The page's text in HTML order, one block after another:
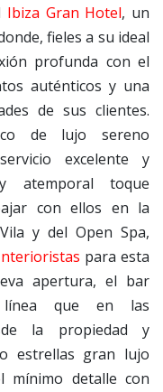
Ibiza Gran Hotel, un
fieles a su ideal
profunda con el
auténticos y una
de sus clientes.
de lujo sereno
excelente y
atemporal toque
con ellos en la
y del Open Spa,
para esta
apertura, el bar
línea que en las
la propiedad y
estrellas gran lujo
mínimo detalle con